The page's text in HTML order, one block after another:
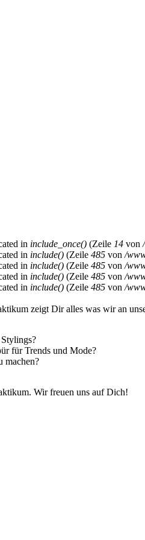
in include_once() (Zeile 14 von
in include() (Zeile 485 von /
in include() (Zeile 485 von /
in include() (Zeile 485 von /
in include() (Zeile 485 von /
zeigt Dir alles was wir an
für Trends und Mode?
machen?
Wir freuen uns auf Dich!